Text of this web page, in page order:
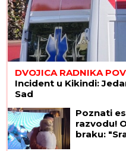
DVOJICA RADNIKA
Incident u Kikindi:
Sad
Poznati
razvodu!
braku: